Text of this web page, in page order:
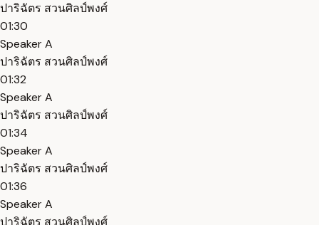
ปาริฉัตร สวนศิลป์พงศ์
01:30
Speaker A
ปาริฉัตร สวนศิลป์พงศ์
01:32
Speaker A
ปาริฉัตร สวนศิลป์พงศ์
01:34
Speaker A
ปาริฉัตร สวนศิลป์พงศ์
01:36
Speaker A
ปาริฉัตร สวนศิลป์พงศ์